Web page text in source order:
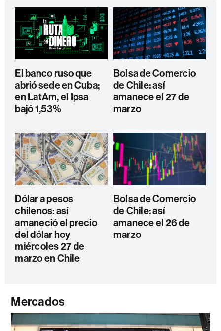
El banco ruso que
abrió sede en Cuba;
en LatAm, el Ipsa
bajó 1,53%
Bolsa de Comercio
de Chile: así
amanece el 27 de
marzo
Dólar a pesos
chilenos: así
amaneció el precio
del dólar hoy
miércoles 27 de
marzo en Chile
Bolsa de Comercio
de Chile: así
amanece el 26 de
marzo
Mercados